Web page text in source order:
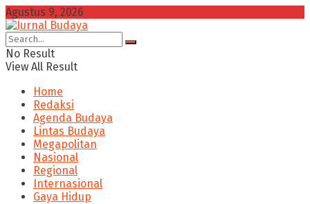
Agustus 9, 2026
No Result
View All Result
Home
Redaksi
Agenda Budaya
Lintas Budaya
Megapolitan
Nasional
Regional
Internasional
Gaya Hidup